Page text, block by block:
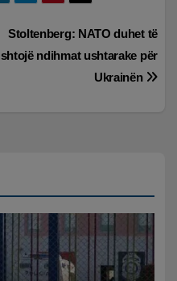
Stoltenberg: NATO duhet të
shtojë ndihmat ushtarake për
Ukrainën